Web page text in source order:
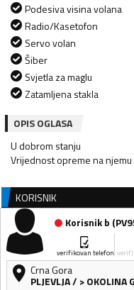
Podesiva visina volana
Radio/Kasetofon
Servo volan
Šiber
Svjetla za maglu
Zatamljena stakla
OPIS OGLASA
U dobrom stanju
Vrijednost opreme na
KORISNIK
Korisnik b (
verifikovan telefon
Crna Gora
PLJEVLJA/ > OKOLINA